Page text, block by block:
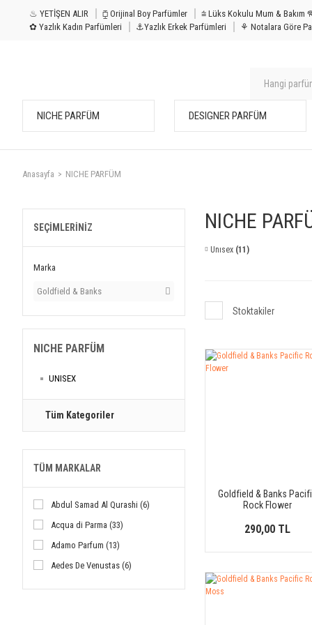
♨ YETİŞEN ALIR ⧮ Orijinal Boy Parfümler ⩭ Lüks
✿ Yazlık Kadın Parfümleri
⚓Yazlık Erkek Parfümleri ⚘ Notalara Göre
NICHE PARFÜM DESIGNER PARFÜM
Anasayfa NICHE PARFÜM
SEÇIMLERINIZ
Marka
Goldfield & Banks
NICHE PARFÜM
UNISEX
Tüm Kategoriler
TÜM MARKALAR
Abdul Samad Al Qurashi (6)
Acqua di Parma (33)
Adamo Parfum (13)
Aedes De Venustas (6)
NICHE
Unısex (11)
Stoktakiler
Goldfield & Banks
Rock Flower
290,00 TL